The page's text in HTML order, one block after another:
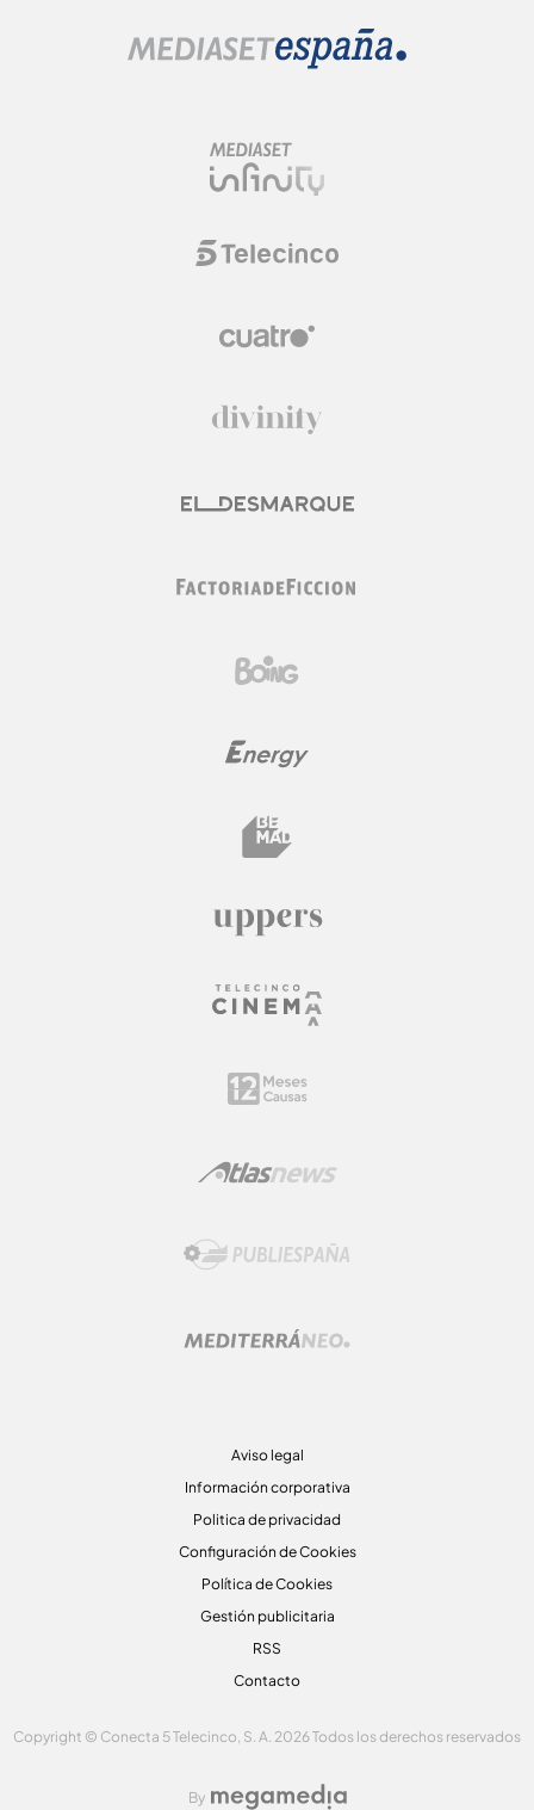
Aviso legal
Información corporativa
Politica de privacidad
Configuración de Cookies
Política de Cookies
Gestión publicitaria
RSS
Contacto
Copyright © Conecta 5 Telecinco, S. A. 2026 Todos los derechos reservados
By